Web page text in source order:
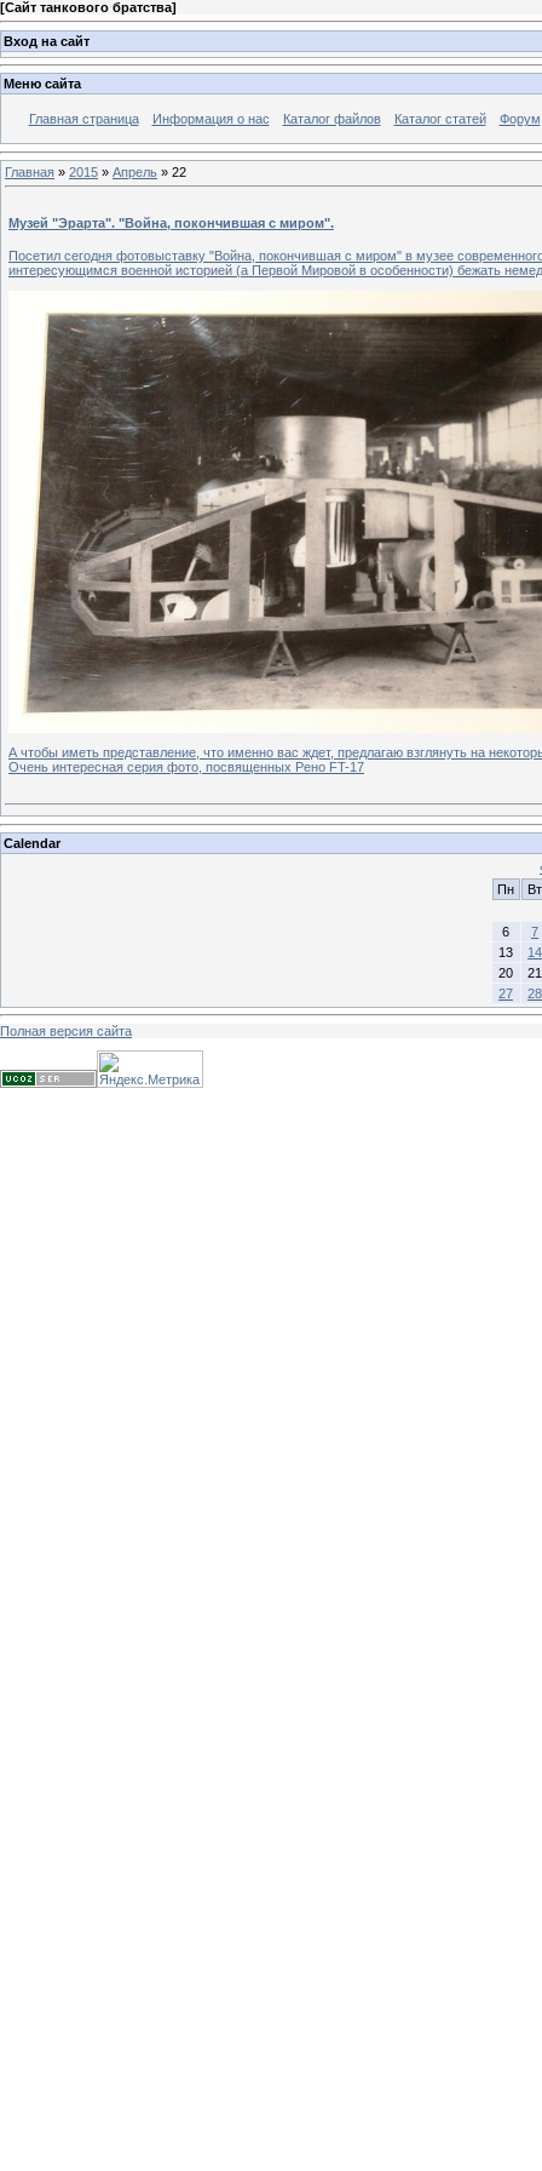
[Сайт танкового братства]
Вход на сайт
Меню сайта
Главная страница Информация о нас Каталог файлов Каталог статей Форум
Главная » 2015 » Апрель » 22
Музей "Эрарта". "Война, покончившая с миром".
Посетил сегодня фотовыставку "Война, покончившая с миром" в музее
интересующимся военной историей (а Первой Мировой в особенности) бежать
А чтобы иметь представление, что именно вас ждет, предлагаю взглянуть на
Очень интересная серия фото, посвященных Рено FT-17
Calendar
Пн
Вт
6
7
13
14
20
21
27
28
Полная версия сайта